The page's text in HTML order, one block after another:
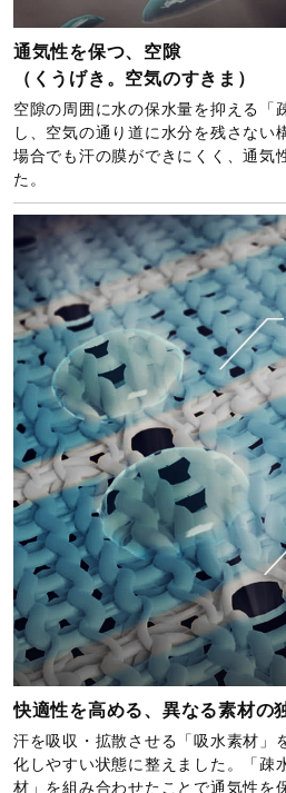
通気性を保つ、空隙
（くうげき。空気のすきま）
空隙の周囲に水の保水量を抑える「
し、空気の通り道に水分を残さない
場合でも汗の膜ができにくく、通気
た。
快適性を高める、異なる素材の
汗を吸収・拡散させる「吸水素材」
化しやすい状態に整えました。「疎
材」を組み合わせたことで通気性を